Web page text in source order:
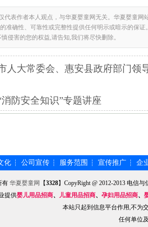
代表作者本人观点，与华夏婴童网无关。华夏婴童网
准确性、可靠性或完整性提供任何明示或暗示的保
侵害的您的权益,请告知,我们将尽快删除。
人大常委会、惠安县政府部门领
防安全知识”专题讲座
化 ┆ 公司宣传 ┆ 服务范围 ┆ 宣传推广 ┆ 企
有华夏婴童网 【3328】CopyRight @ 2012-2013 电信
提供婴儿用品招商、 儿童用品招商、 孕妇用品招商、
本站只起到信息平台作用,不为
任何单位